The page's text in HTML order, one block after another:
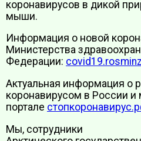
коронавирусов в дикой
мыши.
Информация о новой
Министерства
Федерации:
Актуальная информация о
коронавирусом в России и
портале
Мы, сотрудники